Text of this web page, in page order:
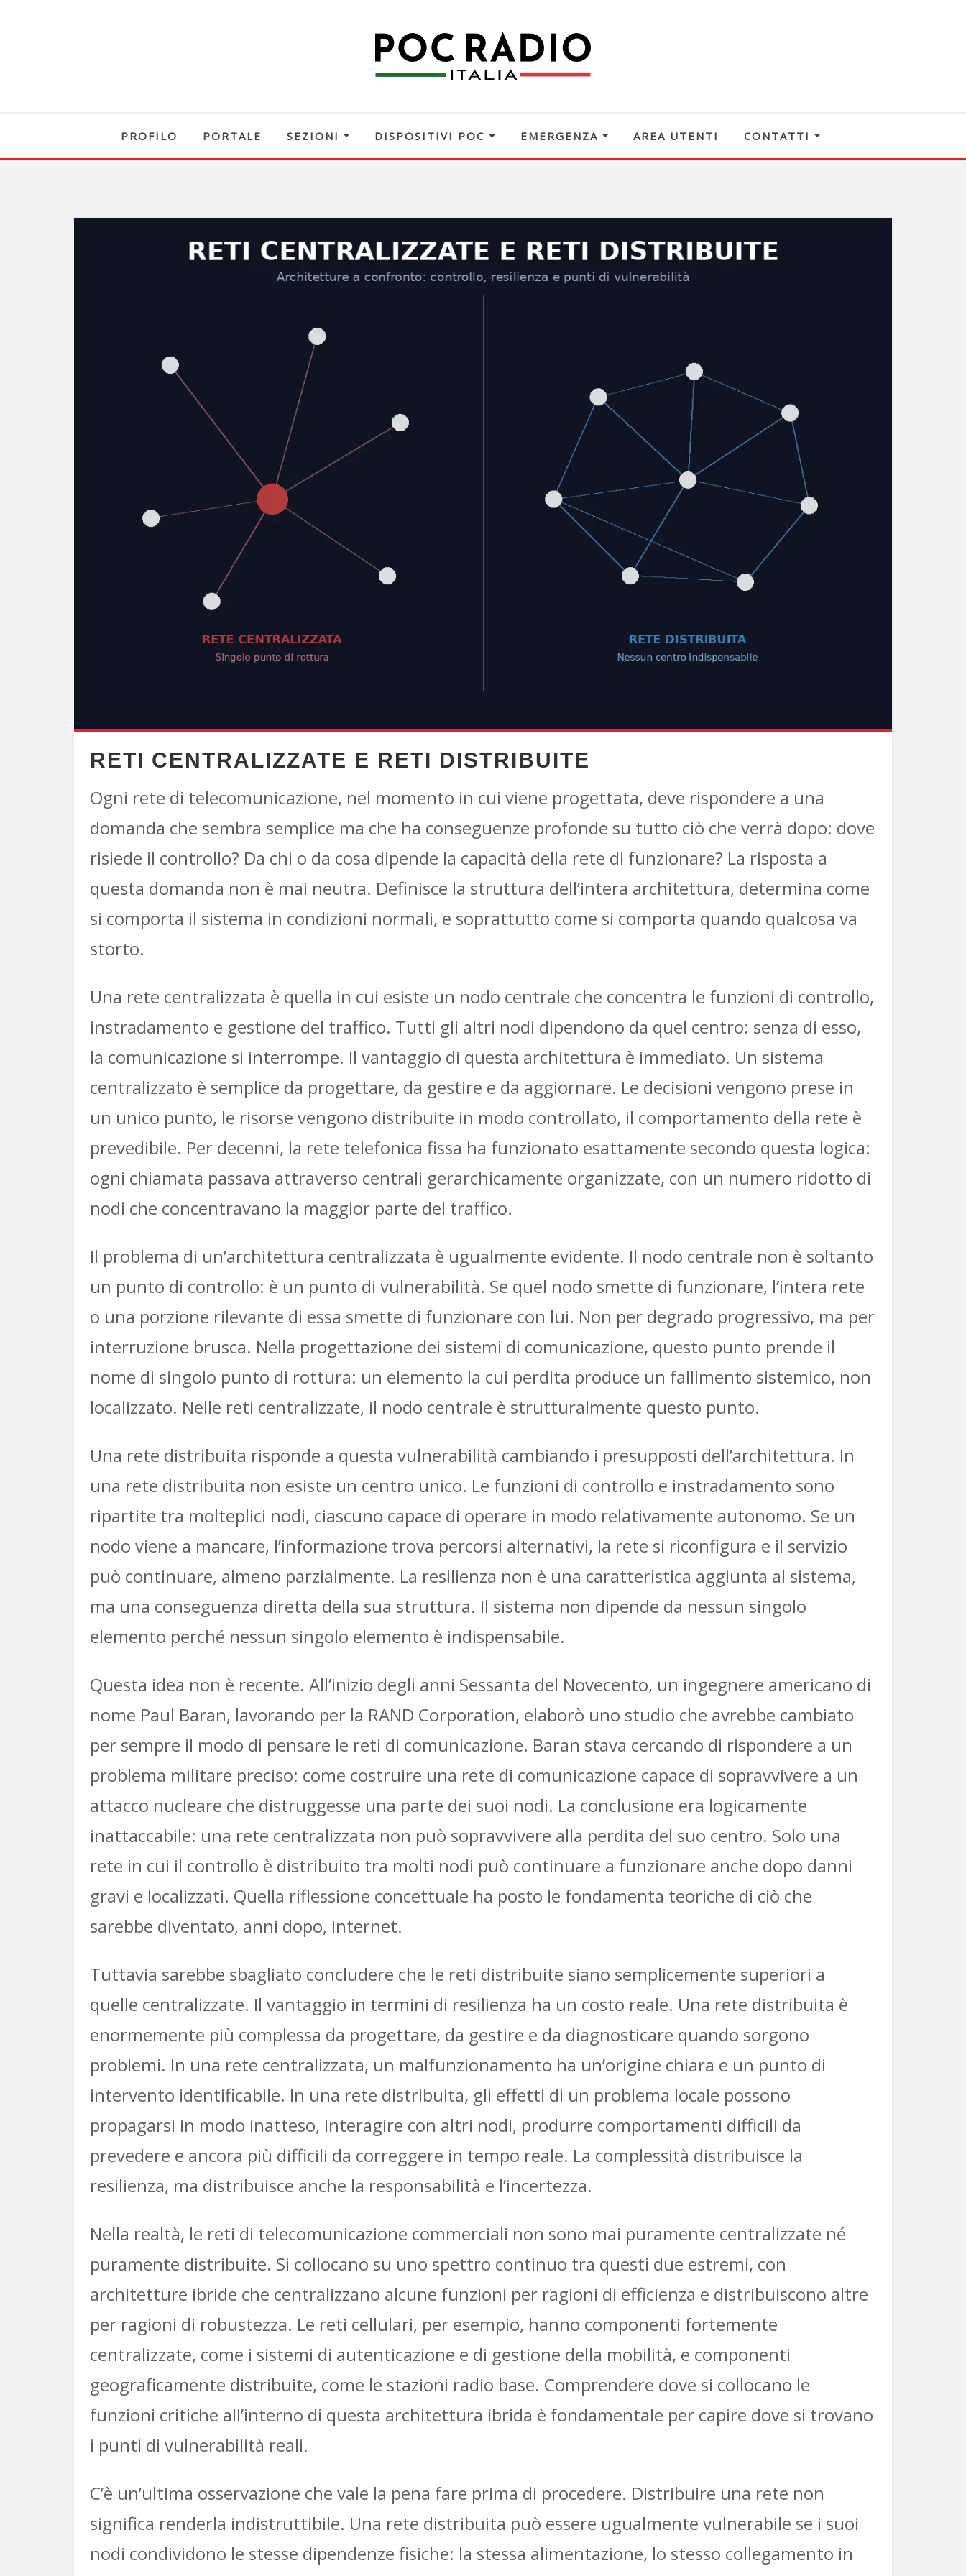
PROFILO PORTALE SEZIONI DISPOSITIVI POC EMERGENZA AREA UTENTI CONTATTI
RETI CENTRALIZZATE E RETI DISTRIBUITE
Ogni rete di telecomunicazione, nel momento in cui viene progettata, deve rispondere a una
domanda che sembra semplice ma che ha conseguenze profonde su tutto ciò che verrà dopo: dove
risiede il controllo? Da chi o da cosa dipende la capacità della rete di funzionare? La risposta a
questa domanda non è mai neutra. Definisce la struttura dell’intera architettura, determina come
si comporta il sistema in condizioni normali, e soprattutto come si comporta quando qualcosa va
storto.
Una rete centralizzata è quella in cui esiste un nodo centrale che concentra le funzioni di controllo,
instradamento e gestione del traffico. Tutti gli altri nodi dipendono da quel centro: senza di esso,
la comunicazione si interrompe. Il vantaggio di questa architettura è immediato. Un sistema
centralizzato è semplice da progettare, da gestire e da aggiornare. Le decisioni vengono prese in
un unico punto, le risorse vengono distribuite in modo controllato, il comportamento della rete è
prevedibile. Per decenni, la rete telefonica fissa ha funzionato esattamente secondo questa logica:
ogni chiamata passava attraverso centrali gerarchicamente organizzate, con un numero ridotto di
nodi che concentravano la maggior parte del traffico.
Il problema di un’architettura centralizzata è ugualmente evidente. Il nodo centrale non è soltanto
un punto di controllo: è un punto di vulnerabilità. Se quel nodo smette di funzionare, l’intera rete
o una porzione rilevante di essa smette di funzionare con lui. Non per degrado progressivo, ma per
interruzione brusca. Nella progettazione dei sistemi di comunicazione, questo punto prende il
nome di singolo punto di rottura: un elemento la cui perdita produce un fallimento sistemico, non
localizzato. Nelle reti centralizzate, il nodo centrale è strutturalmente questo punto.
Una rete distribuita risponde a questa vulnerabilità cambiando i presupposti dell’architettura. In
una rete distribuita non esiste un centro unico. Le funzioni di controllo e instradamento sono
ripartite tra molteplici nodi, ciascuno capace di operare in modo relativamente autonomo. Se un
nodo viene a mancare, l’informazione trova percorsi alternativi, la rete si riconfigura e il servizio
può continuare, almeno parzialmente. La resilienza non è una caratteristica aggiunta al sistema,
ma una conseguenza diretta della sua struttura. Il sistema non dipende da nessun singolo
elemento perché nessun singolo elemento è indispensabile.
Questa idea non è recente. All’inizio degli anni Sessanta del Novecento, un ingegnere americano di
nome Paul Baran, lavorando per la RAND Corporation, elaborò uno studio che avrebbe cambiato
per sempre il modo di pensare le reti di comunicazione. Baran stava cercando di rispondere a un
problema militare preciso: come costruire una rete di comunicazione capace di sopravvivere a un
attacco nucleare che distruggesse una parte dei suoi nodi. La conclusione era logicamente
inattaccabile: una rete centralizzata non può sopravvivere alla perdita del suo centro. Solo una
rete in cui il controllo è distribuito tra molti nodi può continuare a funzionare anche dopo danni
gravi e localizzati. Quella riflessione concettuale ha posto le fondamenta teoriche di ciò che
sarebbe diventato, anni dopo, Internet.
Tuttavia sarebbe sbagliato concludere che le reti distribuite siano semplicemente superiori a
quelle centralizzate. Il vantaggio in termini di resilienza ha un costo reale. Una rete distribuita è
enormemente più complessa da progettare, da gestire e da diagnosticare quando sorgono
problemi. In una rete centralizzata, un malfunzionamento ha un’origine chiara e un punto di
intervento identificabile. In una rete distribuita, gli effetti di un problema locale possono
propagarsi in modo inatteso, interagire con altri nodi, produrre comportamenti difficili da
prevedere e ancora più difficili da correggere in tempo reale. La complessità distribuisce la
resilienza, ma distribuisce anche la responsabilità e l’incertezza.
Nella realtà, le reti di telecomunicazione commerciali non sono mai puramente centralizzate né
puramente distribuite. Si collocano su uno spettro continuo tra questi due estremi, con
architetture ibride che centralizzano alcune funzioni per ragioni di efficienza e distribuiscono altre
per ragioni di robustezza. Le reti cellulari, per esempio, hanno componenti fortemente
centralizzate, come i sistemi di autenticazione e di gestione della mobilità, e componenti
geograficamente distribuite, come le stazioni radio base. Comprendere dove si collocano le
funzioni critiche all’interno di questa architettura ibrida è fondamentale per capire dove si trovano
i punti di vulnerabilità reali.
C’è un’ultima osservazione che vale la pena fare prima di procedere. Distribuire una rete non
significa renderla indistruttibile. Una rete distribuita può essere ugualmente vulnerabile se i suoi
nodi condividono le stesse dipendenze fisiche: la stessa alimentazione, lo stesso collegamento in